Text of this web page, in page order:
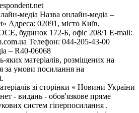
медіа Назва онлайн-медіа –
Адреса: 02091, місто Київ,
будинок 172-Б, офіс 208/1 E-mail:
Телефон: 044-205-43-00
– R40-06068
яких матеріалів, розміщених на
за умови посилання на
зі сторінки « Новини України
- видань - обов'язкове пряме
систем гіперпосилання .